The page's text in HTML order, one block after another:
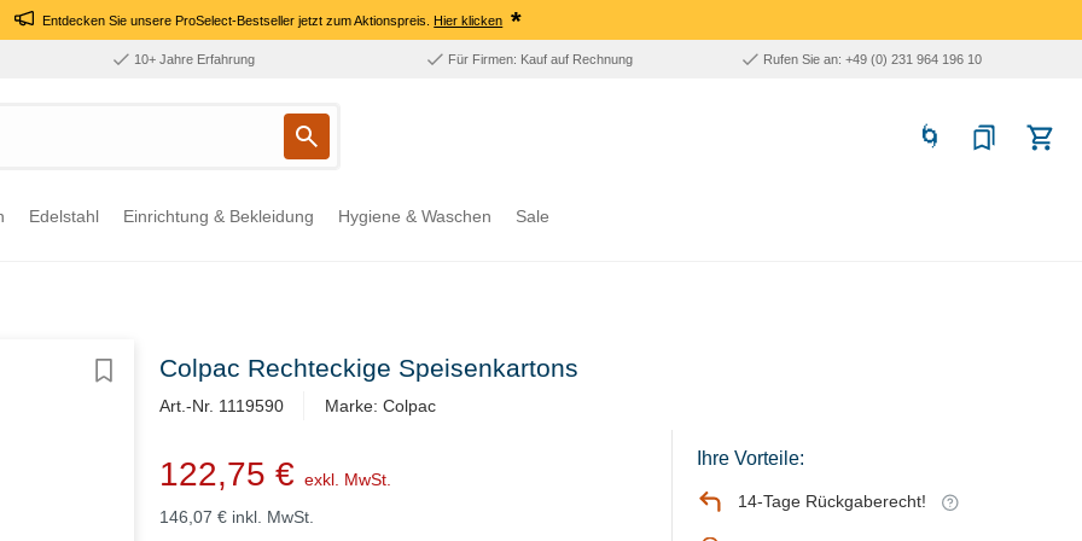
Entdecken Sie unsere ProSelect-Bestseller jetzt zum Aktionspreis.Hier klicken *
10+ Jahre Erfahrung Für Firmen: Kauf auf Rechnung Rufen Sie an: +49 (0) 231 964 196 10
Edelstahl Einrichtung & Bekleidung Hygiene & Waschen Sale
Colpac Rechteckige Speisenkartons
Art.-Nr. 1119590 Marke: Colpac
122,75 € exkl. MwSt.
146,07 € inkl. MwSt.
Ihre Vorteile:
14-Tage Rückgaberecht!